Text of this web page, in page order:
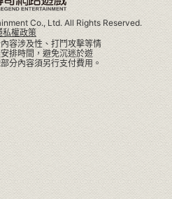
Co., Ltd. All Rights Reserved.
私權政策
容涉及性、打鬥攻擊等情
排時間，避免沉迷於遊
分內容須另行支付費用。